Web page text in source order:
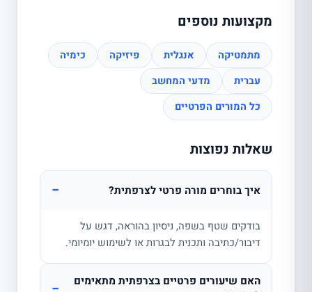
מקצועות נוספים
מתמטיקה אנגלית פיזיקה
כימיה
עברית
מדעי המחשב
כל המורים הפרטיים
שאלות נפוצות
איך בוחרים מורה פרטי לצרפתית? −
בודקים שטף בשפה, ניסיון בהוראה, דגש על
דיבור/כתיבה ותכנית לבגרות או לשימוש יומיומי.
האם שיעורים פרטיים בצרפתית מתאימים